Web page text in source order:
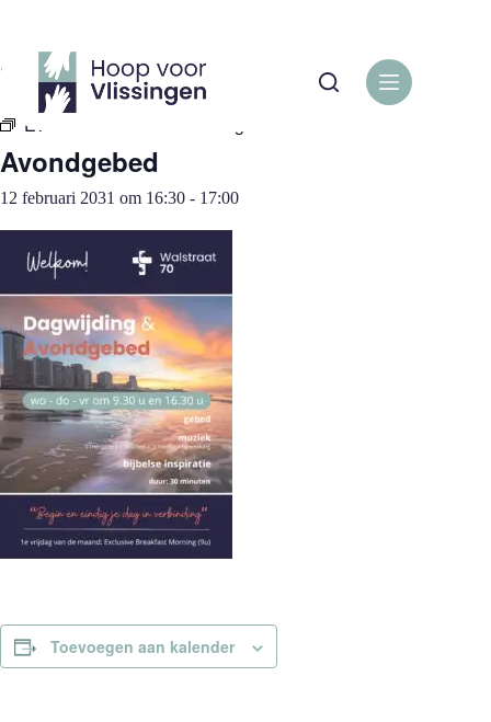
inhoud
« Alle Evenementen
Evenementenreeks:
Avondgebed
12 februari 2031 om 16:30 - 17:00
Toevoegen aan kalender